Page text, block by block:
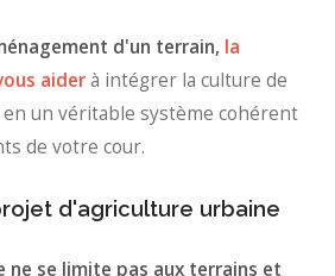
d'un terrain, la
aiderà intégrer la culture de
un véritable système cohérent
de votre cour.
d'agriculture urbaine
ne se limite pas aux terrains et